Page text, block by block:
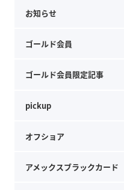
お知らせ
ゴールド会員
ゴールド会員限定記事
pickup
オフショア
アメックスブラックカード